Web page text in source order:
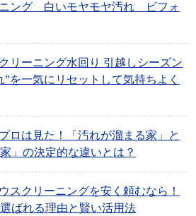
ング 白いモヤモヤ汚れ ビフォ
リーニング水回り 引越しシーズン
を一気にリセットして気持ちよく
ロは見た！「汚れが溜まる家」と
」の決定的な違いとは？
スクリーニングを安く頼むなら！
ばれる理由と賢い活用法